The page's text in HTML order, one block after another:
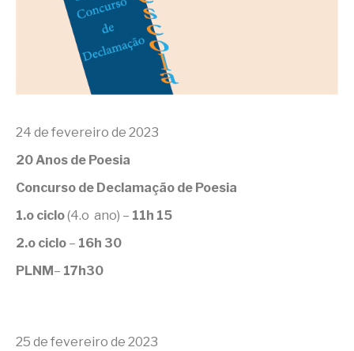
24 de fevereiro de 2023
20 Anos de Poesia
Concurso de Declamação de Poesia
1.o ciclo(4.o ano) – 11h 15
2.o ciclo – 16h 30
PLNM – 17h30
25 de fevereiro de 2023